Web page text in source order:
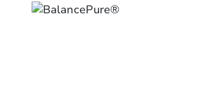
Slide 1 of 1